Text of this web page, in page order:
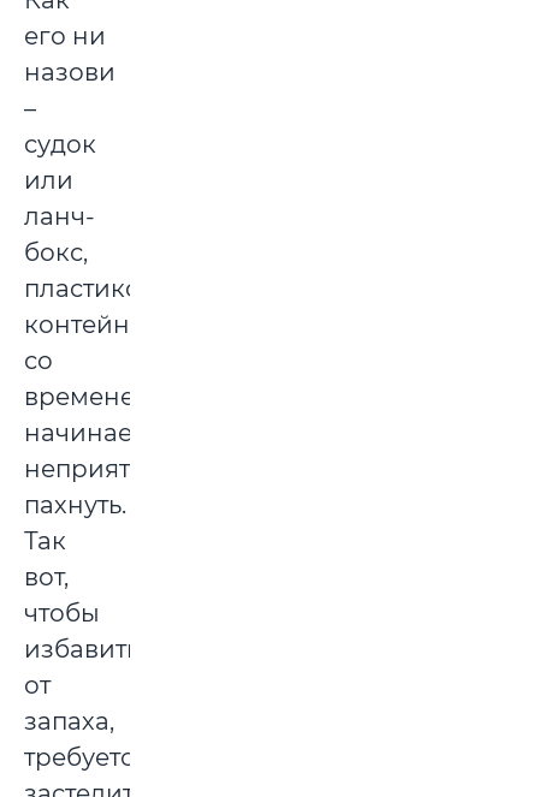
его ни
назови
–
судок
или
ланч-
бокс,
пластиковый
контейнер
со
временем
начинает
неприятно
пахнуть.
Так
вот,
чтобы
избавиться
от
запаха,
требуется